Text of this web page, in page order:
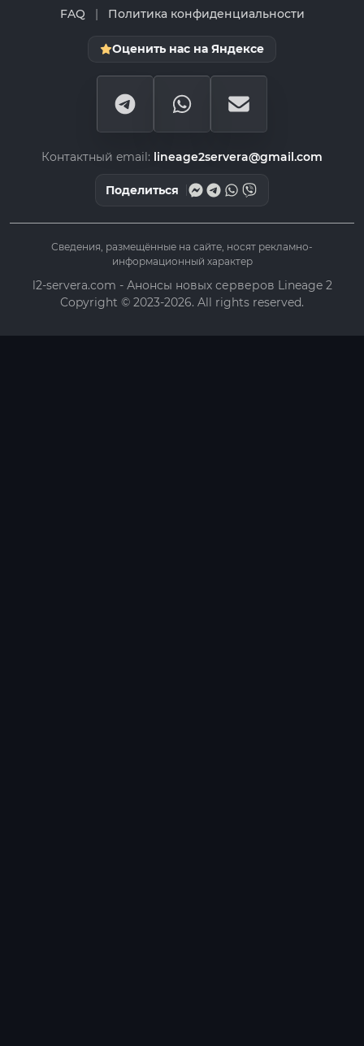
FAQ | Политика конфиденциальности
Оценить нас на Яндексе
Контактный email: lineage2servera@gmail.com
Поделиться
Сведения, размещённые на сайте, носят рекламно-
информационный характер
l2-servera.com - Анонсы новых серверов Lineage 2
Copyright © 2023-2026. All rights reserved.